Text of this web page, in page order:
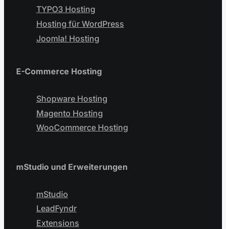
TYPO3 Hosting
Hosting für WordPress
Joomla! Hosting
E-Commerce Hosting
Shopware Hosting
Magento Hosting
WooCommerce Hosting
mStudio und Erweiterungen
mStudio
LeadFyndr
Extensions